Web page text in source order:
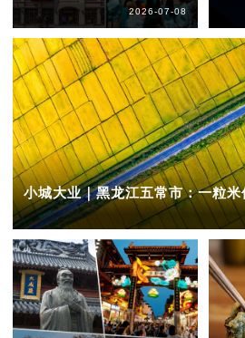
2026-07-08
小城大业｜黑龙江五常市：一粒